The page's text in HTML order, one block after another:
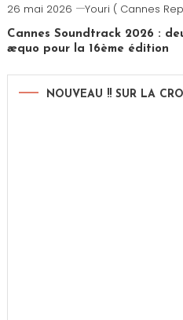
26 mai 2026 Youri ( Cannes
Cannes Soundtrack 2026 :
æquo pour la 16ème édition
NOUVEAU !! SUR LA